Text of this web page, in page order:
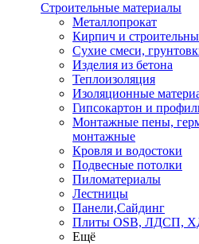
Строительные материалы
Металлопрокат
Кирпич и
Сухие смеси,
Изделия из бетона
Теплоизоляция
Изоляционные
Гипсокартон и
Монтажные пены,
монтажные
Кровля и водостоки
Подвесные потолки
Пиломатериалы
Лестницы
Панели,Сайдинг
Плиты OSB, ЛДСП,
Ещё